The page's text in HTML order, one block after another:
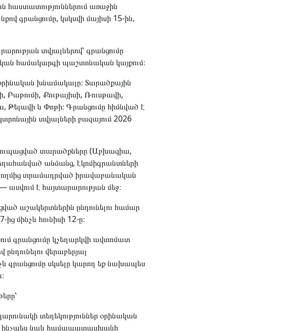
հաստատություններում առաջին
գրանցումը, կսկսվի մայիսի 15-ին,
տվյալներով՝ գրանցումը
համակարգի պաշտոնական կայքում։
խնամակալը։ Տարածքային
Բաթումի, Քութայիսի, Ռուսթավի,
Թելավի և Փոթի։ Գրանցումը հիմնված է
տվյալների բազայում 2026
տարածքները (Աբխազիա,
անձանց, էկոմիգրանտների
տրամադրված իրավաբանական
է հայտարարության մեջ։
աշակերտներին ընդունելու համար
մինչև հունիսի 12-ը։
գրանցումը կչեղարկվի ավտոմատ
վերաբերյալ
գրանցումը սկսելը կարող եք նախապես
տեղեկություններ օրինական
ինչպես նաև համապատասխանի